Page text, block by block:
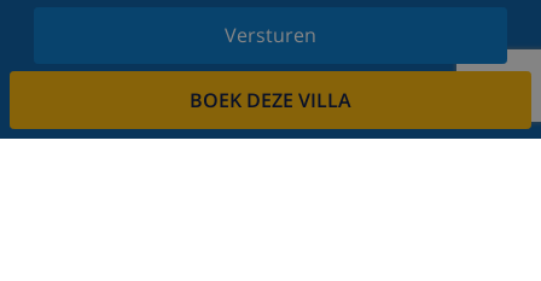
BOEK DEZE VILLA
Versturen
Schrijf u in voor onze nieuwsbrief en blijf op de
Wij respecteren uw privacy.